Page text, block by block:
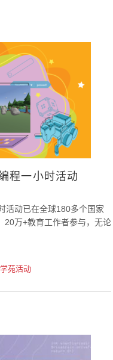
程一小时活动
活动已在全球180多个国家
20万+教育工作者参与，无论
学苑活动